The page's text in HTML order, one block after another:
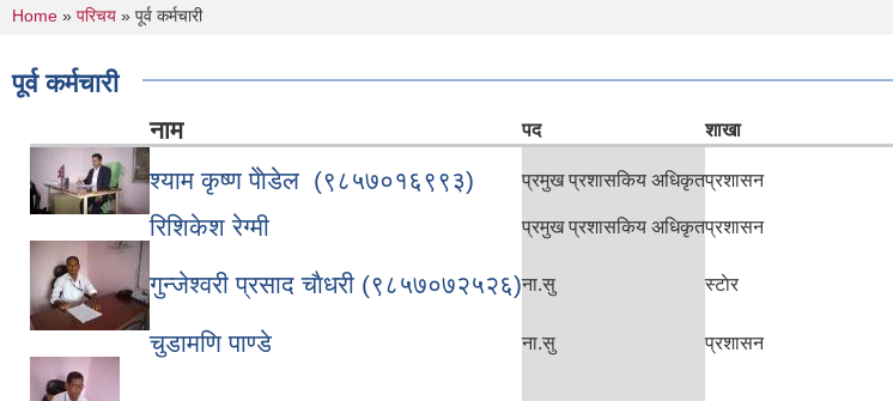
You are here
Home » परिचय » पूर्व कर्मचारी
पूर्व कर्मचारी
नाम पद शाखा
श्याम कृष्ण पेाेडेल (९८५७०१६९९३) प्रमुख प्रशासकिय अधिकृतप्रशासन
रिशिकेश रेग्मी प्रमुख प्रशासकिय अधिकृतप्रशासन
गुन्जेश्वरी प्रसाद चाैधरी (९८५७०७२५२६)ना.सु स्टाेर
चुडामणि पाण्डे ना.सु प्रशासन